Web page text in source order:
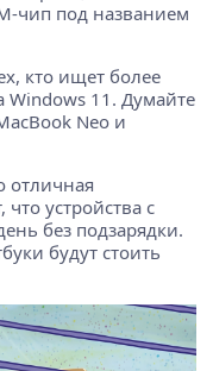
чип под названием
кто ищет более
Windows 11. Думайте
Neo и
отличная
устройства с
без подзарядки.
будут стоить